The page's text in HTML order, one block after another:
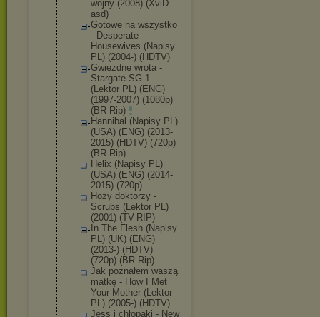
wojny (2008) (XviD
asd)
Gotowe na wszystko
- Desperate
Housewives (Napisy
PL) (2004-) (HDTV)
Gwiezdne wrota -
Stargate SG-1
(Lektor PL) (ENG)
(1997-2007) (1080p)
(BR-Rip)
Hannibal (Napisy PL)
(USA) (ENG) (2013-
2015) (HDTV) (720p)
(BR-Rip)
Helix (Napisy PL)
(USA) (ENG) (2014-
2015) (720p)
Hoży doktorzy -
Scrubs (Lektor PL)
(2001) (TV-RIP)
In The Flesh (Napisy
PL) (UK) (ENG)
(2013-) (HDTV)
(720p) (BR-Rip)
Jak poznałem waszą
matkę - How I Met
Your Mother (Lektor
PL) (2005-) (HDTV)
Jess i chłopaki - New